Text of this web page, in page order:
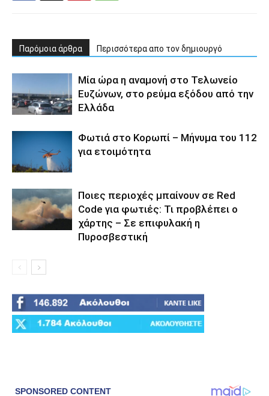
Παρόμοια άρθρα Περισσότερα απο τον δημιουργό
Μία ώρα η αναμονή στο Τελωνείο
Ευζώνων, στο ρεύμα εξόδου από την
Ελλάδα
Φωτιά στο Κορωπί – Μήνυμα του 112
για ετοιμότητα
Ποιες περιοχές μπαίνουν σε Red
Code για φωτιές: Τι προβλέπει ο
χάρτης – Σε επιφυλακή η
Πυροσβεστική